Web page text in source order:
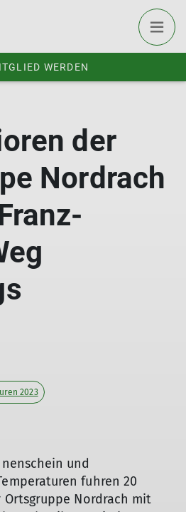
WERDEN
der
Nordrach
2023
und
fuhren 20
Nordrach mit